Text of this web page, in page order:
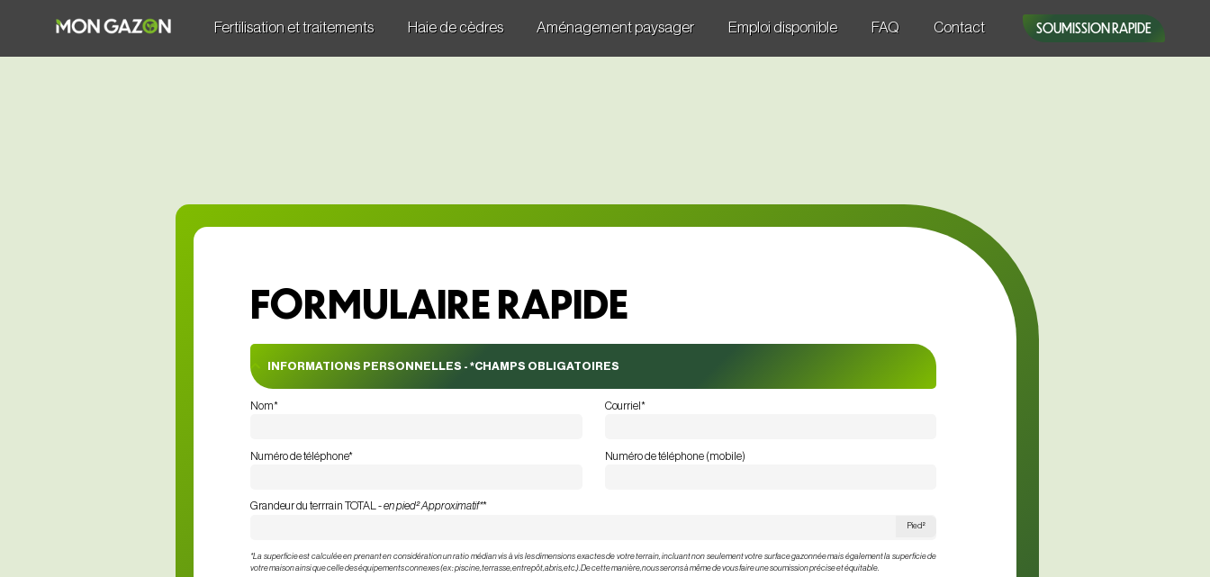
Fertilisation et traitements Haie de cèdres Aménagement paysager Emploi disponible FAQ Contact SOUMISSION RAPIDE
FORMULAIRE RAPIDE
INFORMATIONS PERSONNELLES - *CHAMPS OBLIGATOIRES
Nom* Courriel *
Numéro de téléphone* Numéro de téléphone (mobile)
Grandeur du terrrain TOTAL -en pied²Approximatif**
Pied²
*La superficie est calculée en prenant en considération un ratio médian vis à vis les dimensions exactes de votre terrain, incluant non seulement votre surface gazonnée mais également la superficie de
votre maison ainsi que celle des équipements connexes (ex : piscine, terrasse, entrepôt, abris, etc.). De cette manière, nous serons à même de vous faire une soumission précise et équitable.